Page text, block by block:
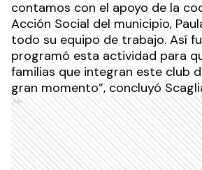
contamos con el apoyo de la
Acción Social del municipio,
todo su equipo de trabajo. Así
programó esta actividad para
familias que integran este club
gran momento”, concluyó
Ads